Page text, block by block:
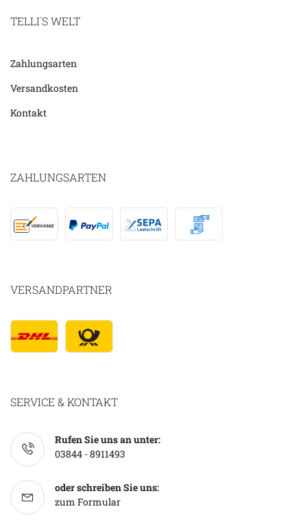
TELLI´S WELT
Zahlungsarten
Versandkosten
Kontakt
ZAHLUNGSARTEN
VERSANDPARTNER
SERVICE & KONTAKT
Rufen Sie uns an unter:
03844 - 8911493
oder schreiben Sie uns:
zum Formular